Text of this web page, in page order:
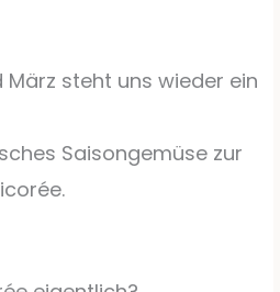
steht uns wieder ein
Saisongemüse zur